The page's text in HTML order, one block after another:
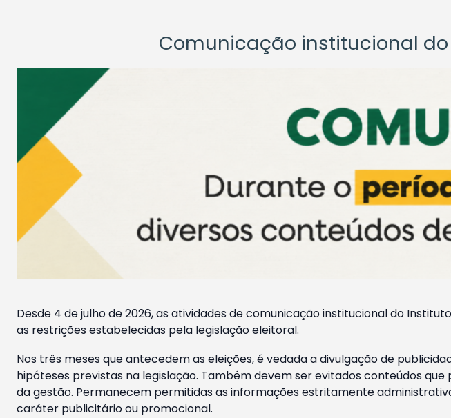
Comunicação institucional do
Desde 4 de julho de 2026, as atividades de comunicação institucional do
as restrições estabelecidas pela legislação eleitoral.
Nos três meses que antecedem as eleições, é vedada a divulgação de
hipóteses previstas na legislação. Também devem ser evitados conteúdos
da gestão. Permanecem permitidas as informações estritamente
caráter publicitário ou promocional.